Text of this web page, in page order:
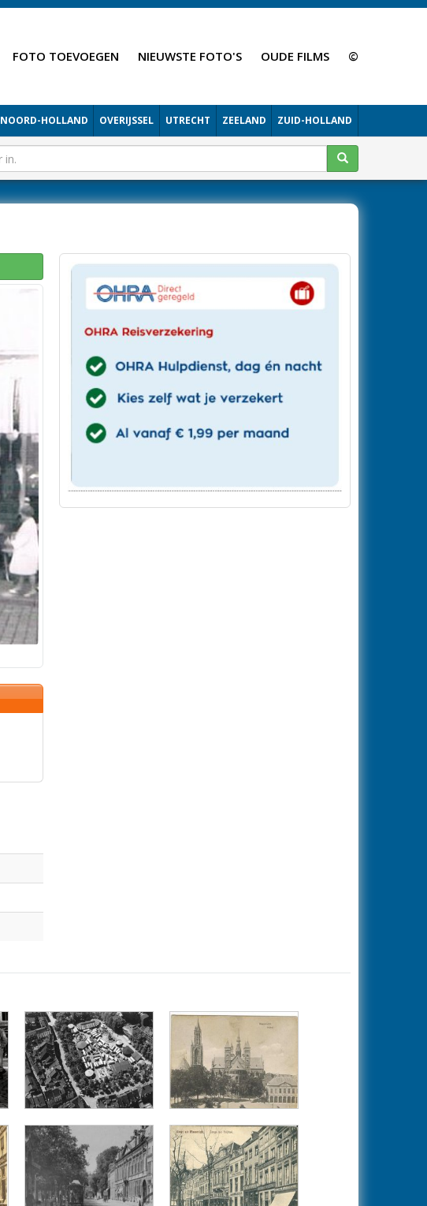
FOTO TOEVOEGEN NIEUWSTE FOTO'S OUDE FILMS ©
NOORD-HOLLAND OVERIJSSEL UTRECHT ZEELAND ZUID-HOLLAND